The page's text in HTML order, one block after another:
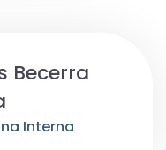
Becerra
Interna